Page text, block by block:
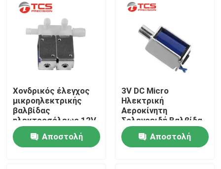
Σπίτι
Προϊόντα
Χονδρικός έλεγχος
μικροηλεκτρικής
βαλβίδας
ηλεκτροσόλεως 12V
Αποστολή
3V DC Micro
Ηλεκτρική
Αεροκίνητη
Σολενοειδή Βαλβίδα
Για
Σφυγμομανόμετρο
Αποστολή